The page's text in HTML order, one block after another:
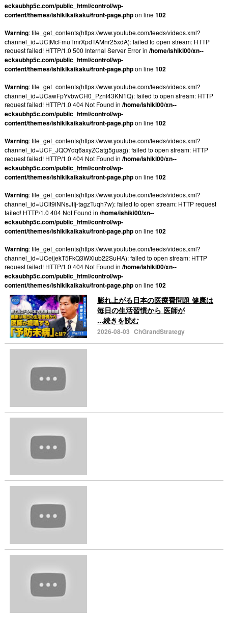
eckaubhp5c.com/public_html/control/wp-
content/themes/ishikikaikaku/front-page.phpon line102
Warning: file_get_contents(https://www.youtube.com/feeds/videos.xml?
channel_id=UCtMcFmuTmrXpdTAMnr25xdA): failed to open stream: HTTP
request failed! HTTP/1.0 500 Internal Server Error in /home/ishiki00/xn--
eckaubhp5c.com/public_html/control/wp-
content/themes/ishikikaikaku/front-page.phpon line102
Warning: file_get_contents(https://www.youtube.com/feeds/videos.xml?
channel_id=UCawFpYvbwCH0_Pznf43KN1Q): failed to open stream: HTTP
request failed! HTTP/1.0 404 Not Found in /home/ishiki00/xn--
eckaubhp5c.com/public_html/control/wp-
content/themes/ishikikaikaku/front-page.phpon line102
Warning: file_get_contents(https://www.youtube.com/feeds/videos.xml?
channel_id=UCF_JQOYdq6axyZCatg5guag): failed to open stream: HTTP
request failed! HTTP/1.0 404 Not Found in /home/ishiki00/xn--
eckaubhp5c.com/public_html/control/wp-
content/themes/ishikikaikaku/front-page.phpon line102
Warning: file_get_contents(https://www.youtube.com/feeds/videos.xml?
channel_id=UClt9iNNsJfIj-tagzTuqh7w): failed to open stream: HTTP request
failed! HTTP/1.0 404 Not Found in /home/ishiki00/xn--
eckaubhp5c.com/public_html/control/wp-
content/themes/ishikikaikaku/front-page.phpon line102
Warning: file_get_contents(https://www.youtube.com/feeds/videos.xml?
channel_id=UCeijekT5FkQ3WXiub22SuHA): failed to open stream: HTTP
request failed! HTTP/1.0 404 Not Found in /home/ishiki00/xn--
eckaubhp5c.com/public_html/control/wp-
content/themes/ishikikaikaku/front-page.phpon line102
膨れ上がる日本の医療費問題 健康は
毎日の生活習慣から 医師が
...続きを読む
2026-08-03 ChGrandStrategy